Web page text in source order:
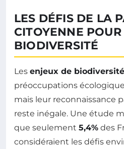
LES DÉFIS DE LA
CITOYENNE
BIODIVERSITÉ
Les enjeux de biodiversité
préoccupations
mais leur reconnaissance
reste inégale. Une étude
que seulement 5,4% des
considéraient les défis